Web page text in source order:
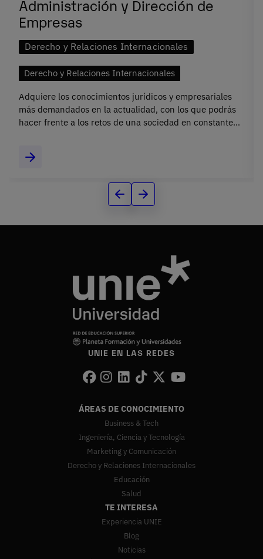
Administración y Dirección de
Empresas
Derecho y Relaciones Internacionales
Derecho y Relaciones Internacionales
Adquiere los conocimientos jurídicos y empresariales
más demandados en la actualidad, con los que podrás
hacer frente a los retos de una sociedad en constante
UNIE EN LAS REDES
ÁREAS DE CONOCIMIENTO
Business & Tech
Ingeniería, Ciencia y Tecnología
Marketing y Comunicación
Derecho y Relaciones Internacionales
Educación
Salud
TE INTERESA
Experiencia UNIE
Blog
Noticias